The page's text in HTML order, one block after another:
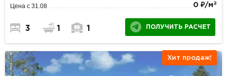
Цена с 31.08 0 ₽/м 2
3 1 1 ПОЛУЧИТЬ РАСЧЕТ
Хит продаж!